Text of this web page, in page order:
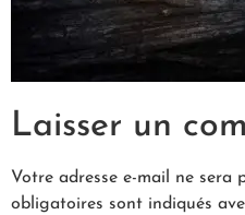
Laisser un
Votre adresse e-mail ne sera
obligatoires sont indiqués